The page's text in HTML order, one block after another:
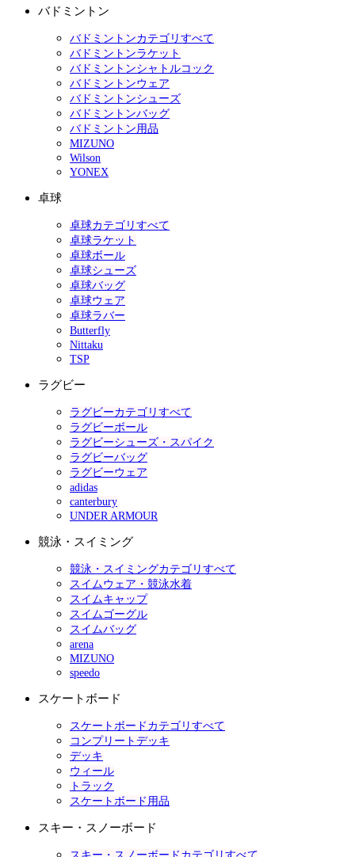
バドミントン
バドミントンカテゴリすべて
バドミントンラケット
バドミントンシャトルコック
バドミントンウェア
バドミントンシューズ
バドミントンバッグ
バドミントン用品
MIZUNO
Wilson
YONEX
卓球
卓球カテゴリすべて
卓球ラケット
卓球ボール
卓球シューズ
卓球バッグ
卓球ウェア
卓球ラバー
Butterfly
Nittaku
TSP
ラグビー
ラグビーカテゴリすべて
ラグビーボール
ラグビーシューズ・スパイク
ラグビーバッグ
ラグビーウェア
adidas
canterbury
UNDER ARMOUR
競泳・スイミング
競泳・スイミングカテゴリすべて
スイムウェア・競泳水着
スイムキャップ
スイムゴーグル
スイムバッグ
arena
MIZUNO
speedo
スケートボード
スケートボードカテゴリすべて
コンプリートデッキ
デッキ
ウィール
トラック
スケートボード用品
スキー・スノーボード